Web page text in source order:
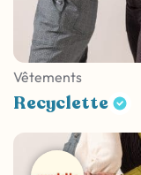
Vêtements
Recyclette